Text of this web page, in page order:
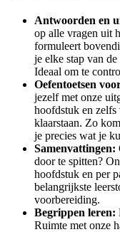
Antwoorden en
op alle vragen uit
formuleert
je elke stap van
Ideaal om te
Oefentoetsen
jezelf met onze
hoofdstuk en zelfs
klaarstaan. Zo
je precies wat je
Samenvattingen:
door te spitten?
hoofdstuk en per
belangrijkste
voorbereiding.
Begrippen leren:
Ruimte met onze